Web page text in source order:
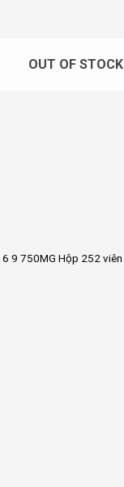
OUT OF STOCK
9 750MG Hộp 252 viên